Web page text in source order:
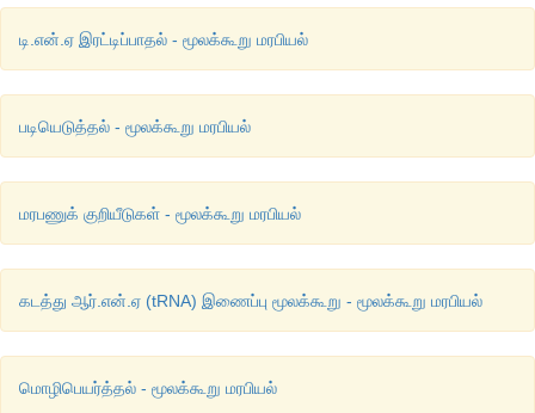
டி.என்.ஏ இரட்டிப்பாதல் - மூலக்கூறு மரபியல்
படியெடுத்தல் - மூலக்கூறு மரபியல்
மரபணுக் குறியீடுகள் - மூலக்கூறு மரபியல்
கடத்து ஆர்.என்.ஏ (tRNA) இணைப்பு மூலக்கூறு - மூலக்கூறு மரபியல்
மொழிபெயர்த்தல் - மூலக்கூறு மரபியல்